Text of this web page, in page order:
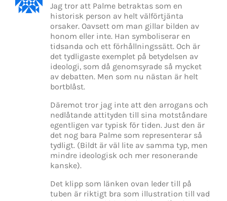
Jag tror att Palme betraktas som en
historisk person av helt välförtjänta
orsaker. Oavsett om man gillar bilden av
honom eller inte. Han symboliserar en
tidsanda och ett förhållningssätt. Och är
det tydligaste exemplet på betydelsen av
ideologi, som då genomsyrade så mycket
av debatten. Men som nu nästan är helt
bortblåst.
Däremot tror jag inte att den arrogans och
nedlåtande attityden till sina motståndare
egentligen var typisk för tiden. Just den är
det nog bara Palme som representerar så
tydligt. (Bildt är väl lite av samma typ, men
mindre ideologisk och mer resonerande
kanske).
Det klipp som länken ovan leder till på
tuben är riktigt bra som illustration till vad